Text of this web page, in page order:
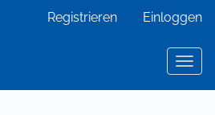
Registrieren Einloggen